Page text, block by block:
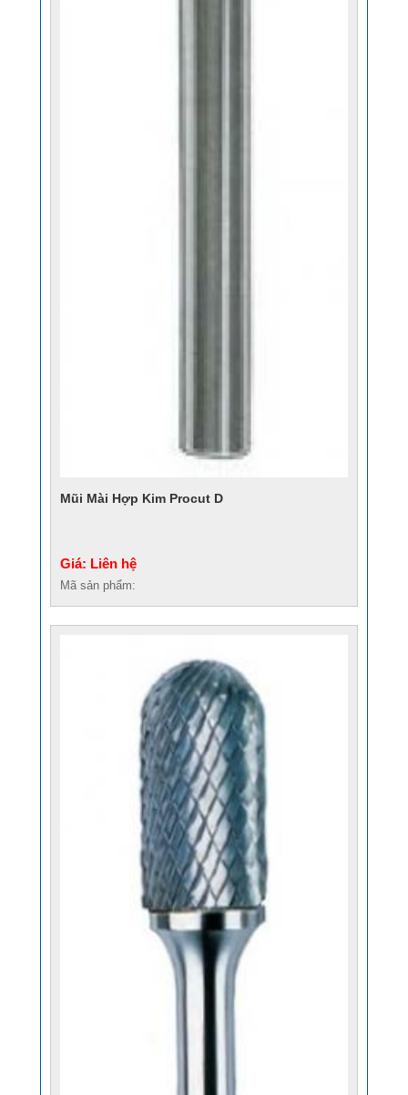
Mũi Mài Hợp Kim Procut D
Giá: Liên hệ
Mã sản phẩm: